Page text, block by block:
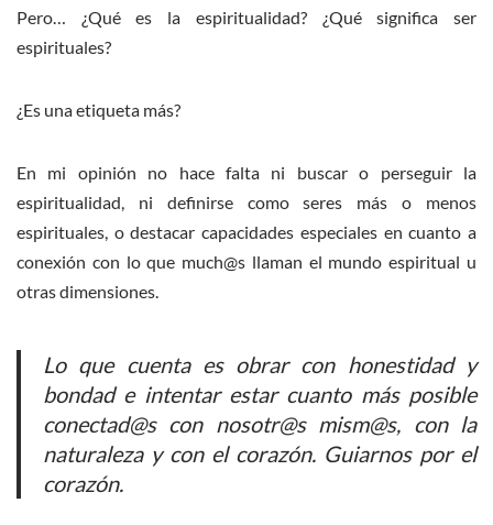
Pero… ¿Qué es la espiritualidad? ¿Qué significa ser
espirituales?
¿Es una etiqueta más?
En mi opinión no hace falta ni buscar o perseguir la
espiritualidad, ni definirse como seres más o menos
espirituales, o destacar capacidades especiales en cuanto a
conexión con lo que much@s llaman el mundo espiritual u
otras dimensiones.
Lo que cuenta es obrar con honestidad y
bondad e intentar estar cuanto más posible
conectad@s con nosotr@s mism@s, con la
naturaleza y con el corazón. Guiarnos por el
corazón.